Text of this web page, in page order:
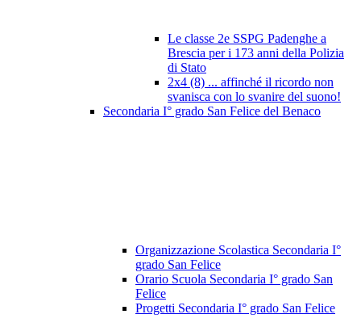
Le classe 2e SSPG Padenghe a
Brescia per i 173 anni della Polizia
di Stato
2x4 (8) ... affinché il ricordo non
svanisca con lo svanire del suono!
Secondaria I° grado San Felice del Benaco
Organizzazione Scolastica Secondaria I°
grado San Felice
Orario Scuola Secondaria I° grado San
Felice
Progetti Secondaria I° grado San Felice